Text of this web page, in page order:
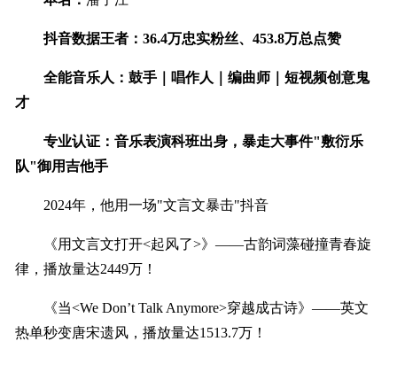
抖音数据王者：36.4万忠实粉丝、453.8万总点赞
全能音乐人：鼓手｜唱作人｜编曲师｜短视频创意鬼
才
专业认证：音乐表演科班出身，暴走大事件"敷衍乐
队"御用吉他手
2024年，他用一场"文言文暴击"抖音
《用文言文打开<起风了>》——古韵词藻碰撞青春旋
律，播放量达2449万！
《当<We Don’t Talk Anymore>穿越成古诗》——英文
热单秒变唐宋遗风，播放量达1513.7万！